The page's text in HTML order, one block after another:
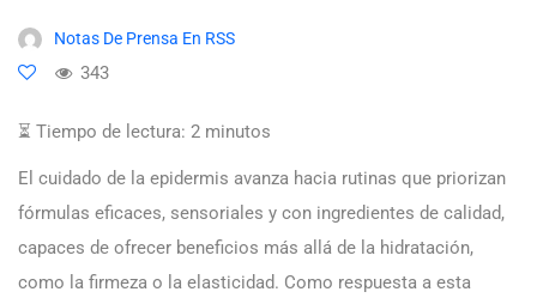
Notas De Prensa En RSS
343
⏳ Tiempo de lectura: 2 minutos
El cuidado de la epidermis avanza hacia rutinas que priorizan
fórmulas eficaces, sensoriales y con ingredientes de calidad,
capaces de ofrecer beneficios más allá de la hidratación,
como la firmeza o la elasticidad. Como respuesta a esta